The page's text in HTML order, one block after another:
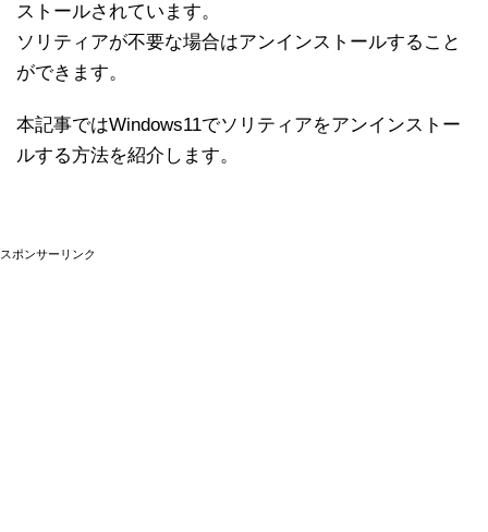
ストールされています。
ソリティアが不要な場合はアンインストールすること
ができます。
本記事ではWindows11でソリティアをアンインストー
ルする方法を紹介します。
スポンサーリンク